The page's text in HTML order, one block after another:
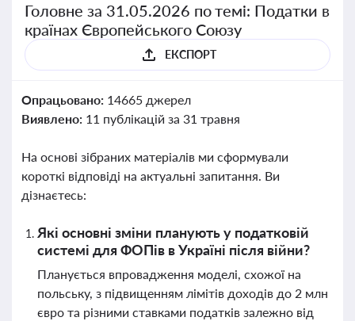
Головне за 31.05.2026 по темі: Податки в
країнах Європейського Союзу
ЕКСПОРТ
Опрацьовано: 14665 джерел
Виявлено: 11 публікацій за 31 травня
На основі зібраних матеріалів ми сформували
короткі відповіді на актуальні запитання. Ви
дізнаєтесь:
Які основні зміни планують у податковій
системі для ФОПів в Україні після війни?
Планується впровадження моделі, схожої на
польську, з підвищенням лімітів доходів до 2 млн
євро та різними ставками податків залежно від